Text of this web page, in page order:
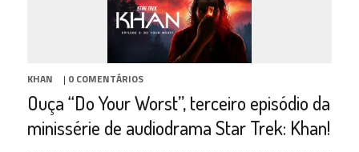
KHAN | 0 COMENTÁRIOS
Ouça “Do Your Worst”, terceiro episódio da
minissérie de audiodrama Star Trek: Khan!